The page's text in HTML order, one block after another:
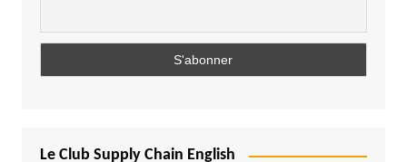
Le Club Supply Chain English